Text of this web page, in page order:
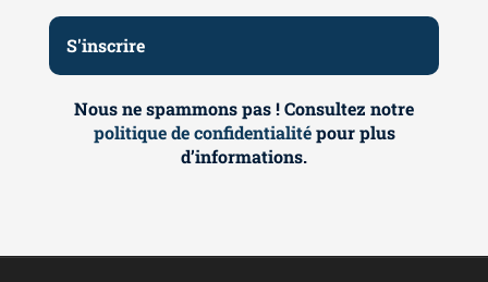
Nous ne spammons pas ! Consultez notre
politique de confidentialitépour plus
d’informations.